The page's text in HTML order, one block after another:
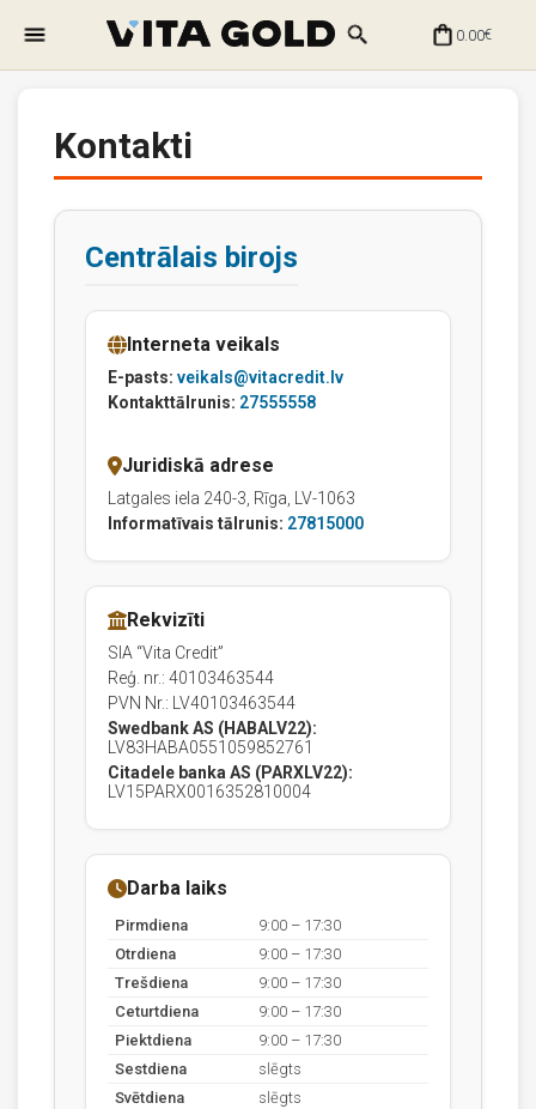
0.00€
Kontakti
Centrālais birojs
Interneta veikals
E-pasts: veikals@vitacredit.lv
Kontakttālrunis: 27555558
Juridiskā adrese
Latgales iela 240-3, Rīga, LV-1063
Informatīvais tālrunis: 27815000
Rekvizīti
SIA “Vita Credit”
Reģ. nr.: 40103463544
PVN Nr.: LV40103463544
Swedbank AS (HABALV22):
LV83HABA0551059852761
Citadele banka AS (PARXLV22):
LV15PARX0016352810004
Darba laiks
Pirmdiena
9:00 – 17:30
Otrdiena
9:00 – 17:30
Trešdiena
9:00 – 17:30
Ceturtdiena
9:00 – 17:30
Piektdiena
9:00 – 17:30
Sestdiena
slēgts
Svētdiena
slēgts